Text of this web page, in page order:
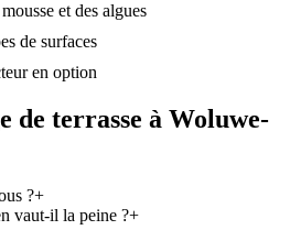
et des algues
de surfaces
en option
de terrasse à Woluwe-
?+
vaut-il la peine ?+